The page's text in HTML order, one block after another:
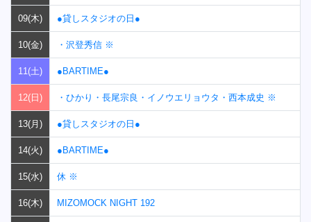
09(木) ●貸しスタジオの日●
10(金) ・沢登秀信 ※
11(土) ●BARTIME●
12(日) ・ひかり・長尾宗良・イノウエリョウタ・西本成史 ※
13(月) ●貸しスタジオの日●
14(火) ●BARTIME●
15(水) 休 ※
16(木) MIZOMOCK NIGHT 192